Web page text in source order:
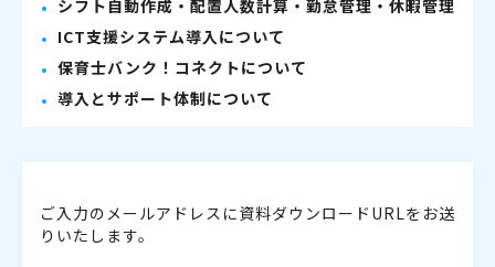
シフト自動作成・配置人数計算・勤怠管理・休暇管理
ICT支援システム導入について
保育士バンク！コネクトについて
導入とサポート体制について
ご入力のメールアドレスに資料ダウンロードURLをお送
りいたします。